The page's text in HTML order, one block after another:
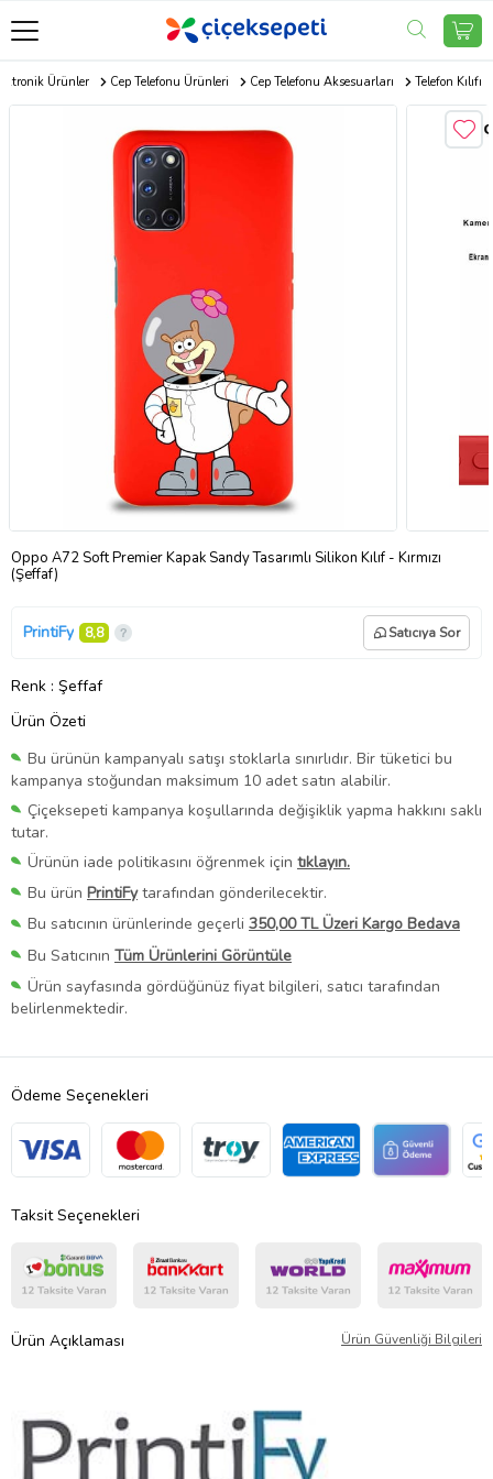
Ürünler Cep Telefonu Ürünleri Cep Telefonu Aksesuarları Telefon Kılıfı
Oppo A72 Soft Premier Kapak Sandy Tasarımlı Silikon Kılıf - Kırmızı
(Şeffaf)
PrintiFy 8,8 Satıcıya Sor
Renk : Şeffaf
Ürün Özeti
Bu ürünün kampanyalı satışı stoklarla sınırlıdır. Bir tüketici bu
kampanya stoğundan maksimum 10 adet satın alabilir.
Çiçeksepeti kampanya koşullarında değişiklik yapma hakkını saklı
tutar.
Ürünün iade politikasını öğrenmek için tıklayın.
Bu ürün PrintiFytarafından gönderilecektir.
Bu satıcının ürünlerinde geçerli 350,00 TL Üzeri Kargo Bedava
Bu Satıcının Tüm Ürünlerini Görüntüle
Ürün sayfasında gördüğünüz fiyat bilgileri, satıcı tarafından
belirlenmektedir.
Ödeme Seçenekleri
Taksit Seçenekleri
Ürün Açıklaması Ürün Güvenliği Bilgileri